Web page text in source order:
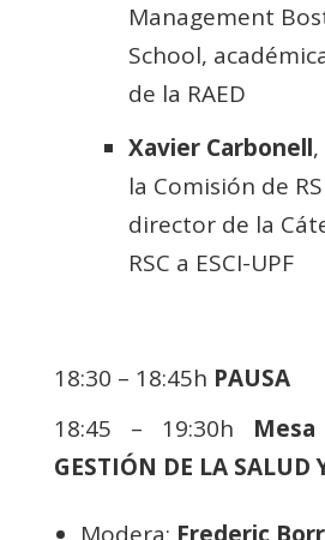
Management
School,
de la RAED
Xavier Carbonell
la Comisión de
director de la
RSC a ESCI-UPF
18:30 – 18:45h PAUSA
18:45 – 19:30h
GESTIÓN DE LA SALUD
Modera: Frederic